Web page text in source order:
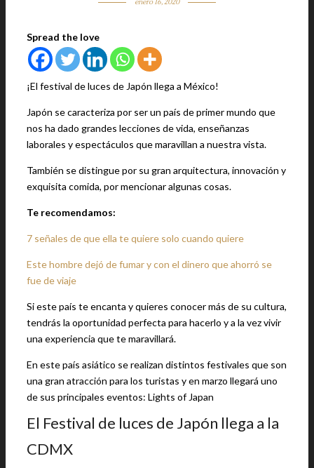
Spread the love
¡El festival de luces de Japón llega a México!
Japón se caracteriza por ser un país de primer mundo que
nos ha dado grandes lecciones de vida, enseñanzas
laborales y espectáculos que maravillan a nuestra vista.
También se distingue por su gran arquitectura, innovación y
exquisita comida, por mencionar algunas cosas.
Te recomendamos:
7 señales de que ella te quiere solo cuando quiere
Este hombre dejó de fumar y con el dinero que ahorró se
fue de viaje
Si este país te encanta y quieres conocer más de su cultura,
tendrás la oportunidad perfecta para hacerlo y a la vez vivir
una experiencia que te maravillará.
En este país asiático se realizan distintos festivales que son
una gran atracción para los turistas y en marzo llegará uno
de sus principales eventos: Lights of Japan
El Festival de luces de Japón llega a la
CDMX